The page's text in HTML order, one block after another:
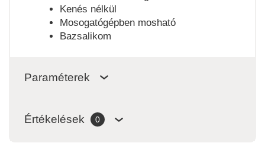
Kenés nélkül
Mosogatógépben mosható
Bazsalikom
Paraméterek
Értékelések 0